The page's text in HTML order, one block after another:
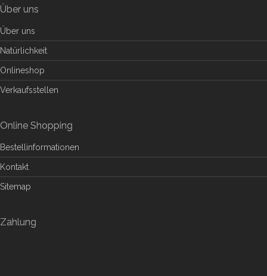
Über uns
Über uns
Natürlichkeit
Onlineshop
Verkaufsstellen
Online Shopping
Bestellinformationen
Kontakt
Sitemap
Zahlung